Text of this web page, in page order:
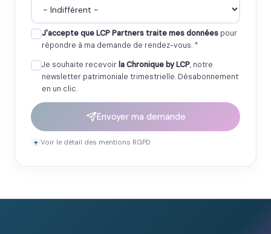
J'accepte que LCP Partners traite mes données pour
répondre à ma demande de rendez-vous. *
Je souhaite recevoir la Chronique by LCP, notre
newsletter patrimoniale trimestrielle. Désabonnement
en un clic.
Envoyer ma demande
Voir le détail des mentions RGPD